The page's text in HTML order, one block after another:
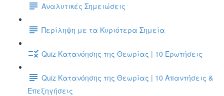
Αναλυτικές Σημειώσεις
Περίληψη με τα Κυριότερα Σημεία
Quiz Κατανόησης της Θεωρίας | 10 Ερωτήσεις
Quiz Κατανόησης της Θεωρίας | 10 Απαντήσεις &
Επεξηγήσεις